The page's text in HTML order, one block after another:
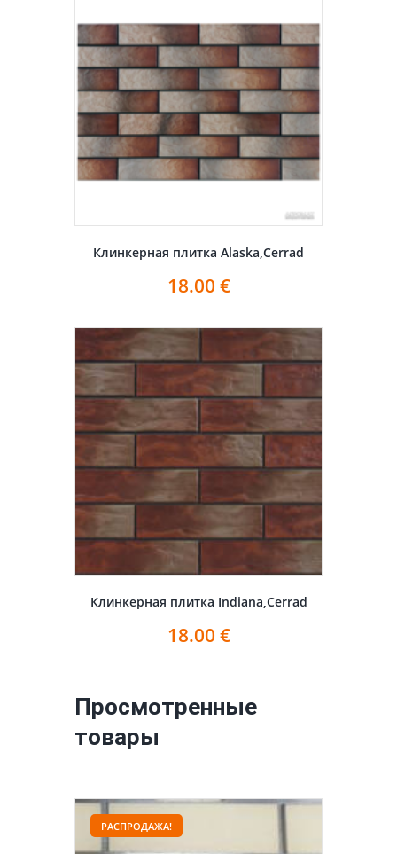
Клинкерная плитка Alaska,Cerrad
18.00 €
Клинкерная плитка Indiana,Cerrad
18.00 €
Просмотренные
товары
РАСПРОДАЖА!